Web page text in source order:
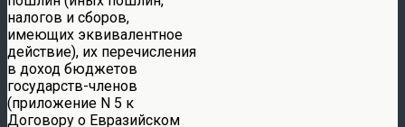
налогов и сборов,
имеющих эквивалентное
действие), их перечисления
в доход бюджетов
государств-членов
(приложение N 5 к
Договору о Евразийском